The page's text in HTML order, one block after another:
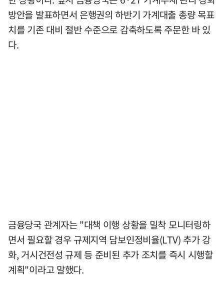
방안을 발표하면서 은행권의 하반기 가계대출 총량 목표
치를 기존 대비 절반 수준으로 감축하도록 주문한 바 있
다.
금융당국 관계자는 "대책 이행 상황을 밀착 모니터링하
면서 필요할 경우 규제지역 담보인정비율(LTV) 추가 강
화, 거시건전성 규제 등 준비된 추가 조치를 즉시 시행할
계획"이라고 말했다.